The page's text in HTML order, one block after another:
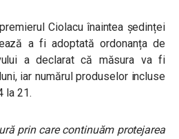
Ciolacu înaintea ședinței
a fi adoptată ordonanța de
a declarat că măsura va fi
iar numărul produselor incluse
la 21.
prin care continuăm protejarea